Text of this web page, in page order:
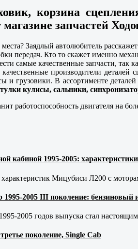
корзина
запчастей
Заядлый автолюбитель
передач. Кто то скажет именно
самые качественные запчасти, так
производители деталей
и грузовики. В ассортименте
кулисы, сальники,
работоспособность двигателя на
кабиной 1995-2005:
Мицубиси Л200 с
2005 III поколение: бензиновый
2005 годов выпуска стал
поколение, Single Cab